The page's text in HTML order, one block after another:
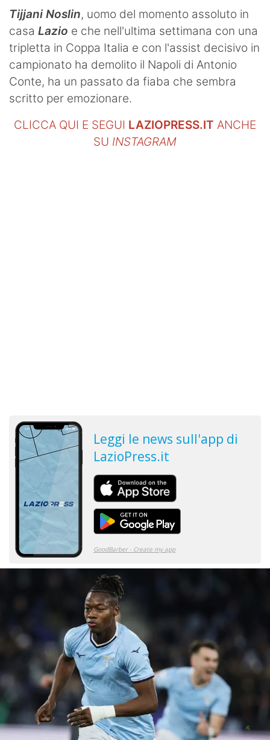
Tijjani Noslin, uomo del momento assoluto in
casa Lazio e che nell'ultima settimana con una
tripletta in Coppa Italia e con l'assist decisivo in
campionato ha demolito il Napoli di Antonio
Conte, ha un passato da fiaba che sembra
scritto per emozionare.
CLICCA QUI E SEGUI LAZIOPRESS.IT ANCHE
SU INSTAGRAM